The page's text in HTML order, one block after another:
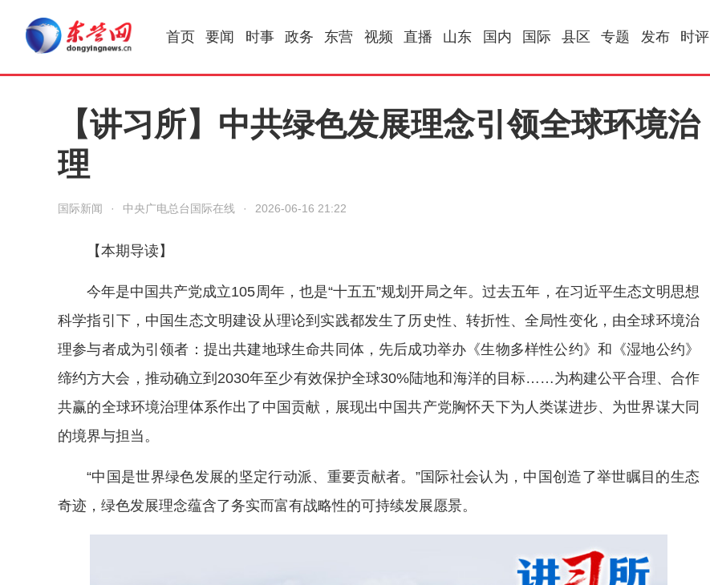
首页 要闻 时事 政务 东营 视频 直播 山东 国内 国际 县区 专题 发布 时评
【讲习所】中共绿色发展理念引领全球环境治
理
国际新闻 · 中央广电总台国际在线 · 2026-06-16 21:22
【本期导读】
今年是中国共产党成立105周年，也是“十五五”规划开局之年。过去五年，在习近平生态文明思想
科学指引下，中国生态文明建设从理论到实践都发生了历史性、转折性、全局性变化，由全球环境治
理参与者成为引领者：提出共建地球生命共同体，先后成功举办《生物多样性公约》和《湿地公约》
缔约方大会，推动确立到2030年至少有效保护全球30%陆地和海洋的目标……为构建公平合理、合作
共赢的全球环境治理体系作出了中国贡献，展现出中国共产党胸怀天下为人类谋进步、为世界谋大同
的境界与担当。
“中国是世界绿色发展的坚定行动派、重要贡献者。”国际社会认为，中国创造了举世瞩目的生态
奇迹，绿色发展理念蕴含了务实而富有战略性的可持续发展愿景。